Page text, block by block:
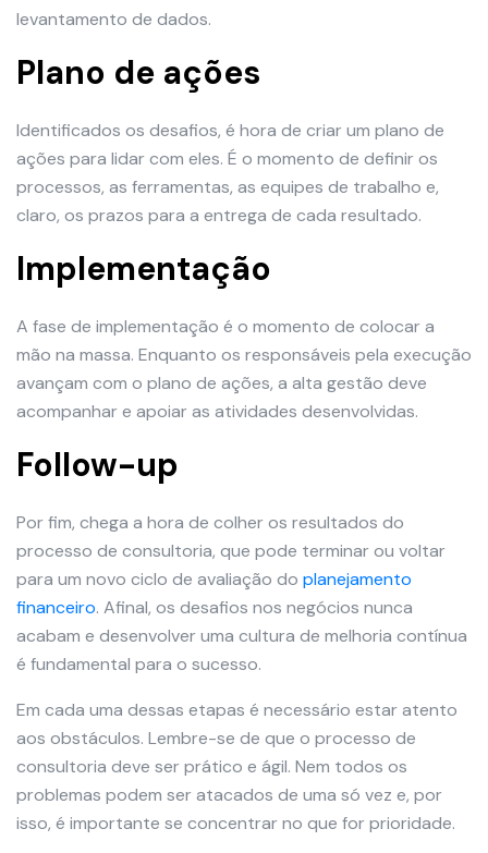
levantamento de dados.
Plano de ações
Identificados os desafios, é hora de criar um plano de
ações para lidar com eles. É o momento de definir os
processos, as ferramentas, as equipes de trabalho e,
claro, os prazos para a entrega de cada resultado.
Implementação
A fase de implementação é o momento de colocar a
mão na massa. Enquanto os responsáveis pela execução
avançam com o plano de ações, a alta gestão deve
acompanhar e apoiar as atividades desenvolvidas.
Follow-up
Por fim, chega a hora de colher os resultados do
processo de consultoria, que pode terminar ou voltar
para um novo ciclo de avaliação do planejamento
financeiro. Afinal, os desafios nos negócios nunca
acabam e desenvolver uma cultura de melhoria contínua
é fundamental para o sucesso.
Em cada uma dessas etapas é necessário estar atento
aos obstáculos. Lembre-se de que o processo de
consultoria deve ser prático e ágil. Nem todos os
problemas podem ser atacados de uma só vez e, por
isso, é importante se concentrar no que for prioridade.